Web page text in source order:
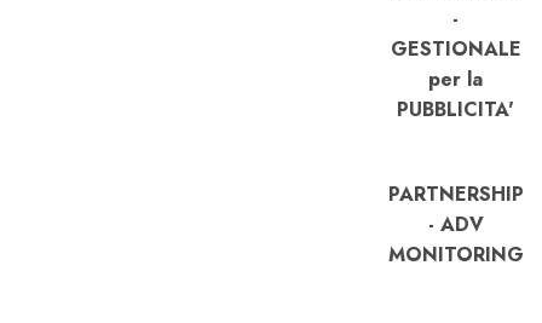
-
GESTIONALE
per la
PUBBLICITA'
PARTNERSHIP
- ADV
MONITORING